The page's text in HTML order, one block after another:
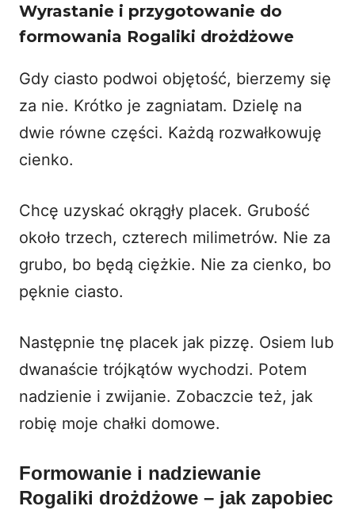
Wyrastanie i przygotowanie do
formowania Rogaliki drożdżowe
Gdy ciasto podwoi objętość, bierzemy się
za nie. Krótko je zagniatam. Dzielę na
dwie równe części. Każdą rozwałkowuję
cienko.
Chcę uzyskać okrągły placek. Grubość
około trzech, czterech milimetrów. Nie za
grubo, bo będą ciężkie. Nie za cienko, bo
pęknie ciasto.
Następnie tnę placek jak pizzę. Osiem lub
dwanaście trójkątów wychodzi. Potem
nadzienie i zwijanie. Zobaczcie też, jak
robię moje chałki domowe.
Formowanie i nadziewanie
Rogaliki drożdżowe – jak zapobiec